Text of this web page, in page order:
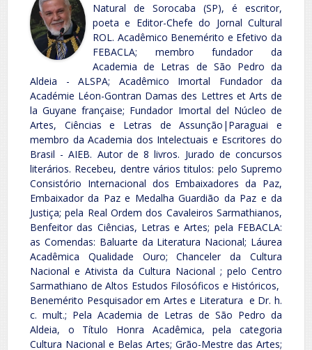
Natural de Sorocaba (SP), é escritor,
poeta e Editor-Chefe do Jornal Cultural
ROL. Acadêmico Benemérito e Efetivo da
FEBACLA; membro fundador da
Academia de Letras de São Pedro da
Aldeia - ALSPA; Acadêmico Imortal Fundador da
Académie Léon-Gontran Damas des Lettres et Arts de
la Guyane française; Fundador Imortal del Núcleo de
Artes, Ciências e Letras de Assunção|Paraguai e
membro da Academia dos Intelectuais e Escritores do
Brasil - AIEB. Autor de 8 livros. Jurado de concursos
literários. Recebeu, dentre vários titulos: pelo Supremo
Consistório Internacional dos Embaixadores da Paz,
Embaixador da Paz e Medalha Guardião da Paz e da
Justiça; pela Real Ordem dos Cavaleiros Sarmathianos,
Benfeitor das Ciências, Letras e Artes; pela FEBACLA:
as Comendas: Baluarte da Literatura Nacional; Láurea
Acadêmica Qualidade Ouro; Chanceler da Cultura
Nacional e Ativista da Cultura Nacional ; pelo Centro
Sarmathiano de Altos Estudos Filosóficos e Históricos,
Benemérito Pesquisador em Artes e Literatura e Dr. h.
c. mult.; Pela Academia de Letras de São Pedro da
Aldeia, o Título Honra Acadêmica, pela categoria
Cultura Nacional e Belas Artes; Grão-Mestre das Artes;